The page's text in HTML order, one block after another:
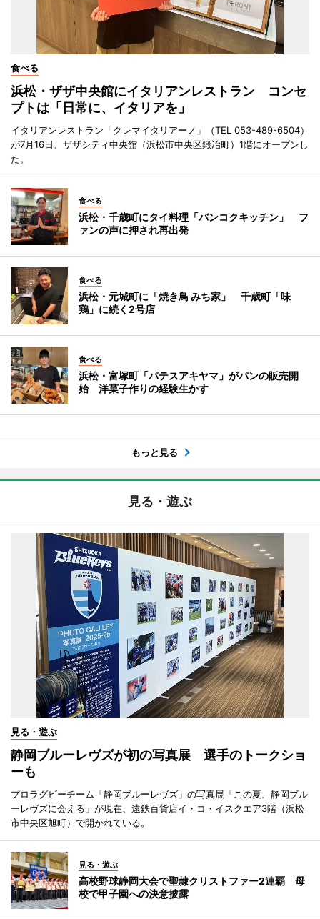
食べる
浜松・ザザ中央館にイタリアンレストラン コンセ
プトは「日常に、イタリアを」
イタリアンレストラン「クレマイタリアーノ」（TEL 053-489-6504）
が7月16日、ザザシティ中央館（浜松市中央区鍛冶町）1階にオープンし
た。
食べる
浜松・千歳町にタイ料理「バンコクキッチン」 フ
ァンの声に押され再出発
食べる
浜松・元城町に「焼き鳥 みち家」 千歳町「味
鶏」に続く2号店
食べる
浜松・富塚町「パテスアキヤマ」がパンの販売開
始 洋菓子作りの経験生かす
もっと見る
見る・遊ぶ
見る・遊ぶ
静岡ブルーレヴズが初の写真展 選手のトークショ
ーも
プロラグビーチーム「静岡ブルーレヴズ」の写真展「この夏、静岡ブル
ーレヴズに会える」が現在、遠鉄百貨店イ・コ・イスクエア3階（浜松
市中央区旭町）で開かれている。
見る・遊ぶ
高校野球静岡大会で聖隷クリストファー2連覇 母
校で甲子園への決意披露